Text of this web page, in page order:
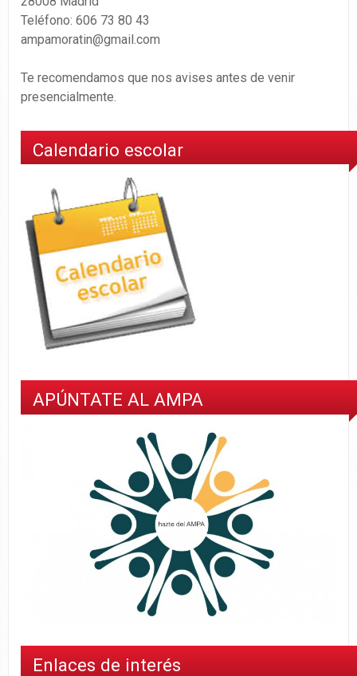
Teléfono: 606 73 80 43
ampamoratin@gmail.com
Te recomendamos que nos avises antes de venir
presencialmente.
Calendario escolar
APÚNTATE AL AMPA
Enlaces de interés